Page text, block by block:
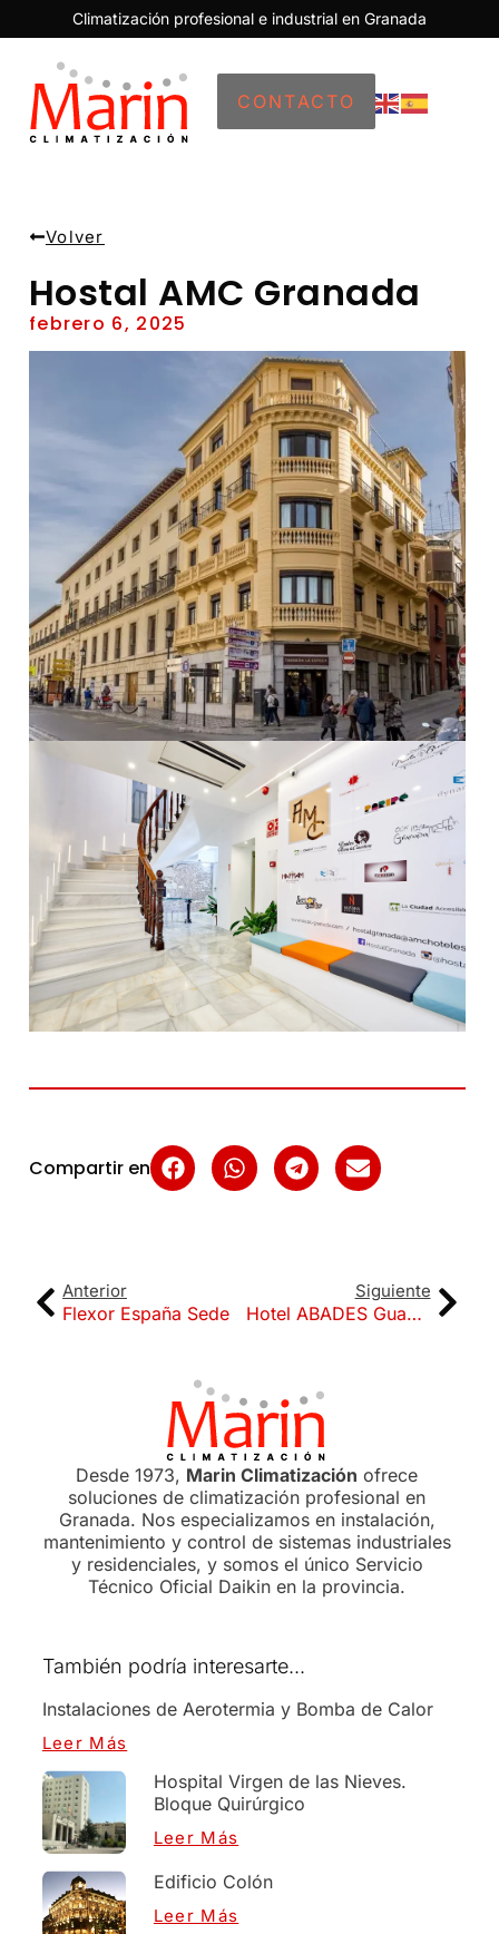
Climatización profesional e industrial en Granada
CONTACTO
Volver
Hostal AMC Granada
febrero 6, 2025
Compartir en
Anterior
Flexor España Sede
Siguiente
Hotel ABADES Guadix
Desde 1973, Marin Climatización ofrece
soluciones de climatización profesional en
Granada. Nos especializamos en instalación,
mantenimiento y control de sistemas industriales
y residenciales, y somos el único Servicio
Técnico Oficial Daikin en la provincia.
También podría interesarte...
Instalaciones de Aerotermia y Bomba de Calor
Leer Más
Hospital Virgen de las Nieves.
Bloque Quirúrgico
Leer Más
Edificio Colón
Leer Más